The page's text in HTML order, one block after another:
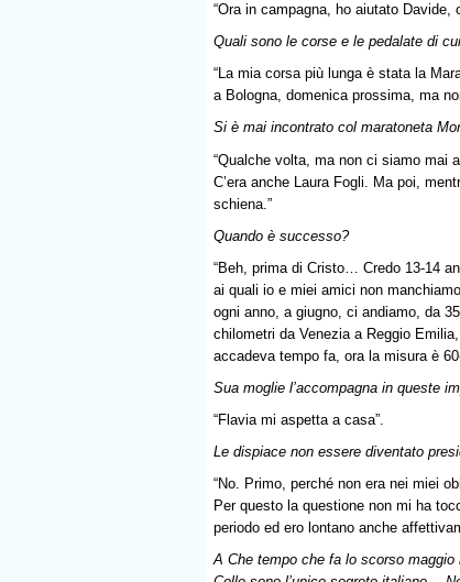
“Ora in campagna, ho aiutato Davide,
Quali sono le corse e le pedalate di
“La mia corsa più lunga è stata la
a Bologna, domenica prossima, ma
Si è mai incontrato col maratoneta
“Qualche volta, ma non ci siamo mai
C’era anche Laura Fogli. Ma poi,
schiena.”
Quando è successo?
“Beh, prima di Cristo… Credo 13-14
ai quali io e miei amici non
ogni anno, a giugno, ci andiamo, da
chilometri da Venezia a Reggio
accadeva tempo fa, ora la misura è
Sua moglie l’accompagna in queste
“Flavia mi aspetta a casa”.
Le dispiace non essere diventato
“No. Primo, perché non era nei miei
Per questo la questione non mi ha
periodo ed ero lontano anche
A Che tempo che fa lo scorso maggio